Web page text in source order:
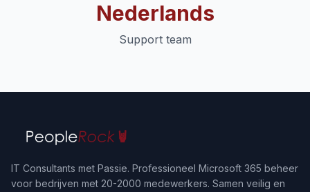
Nederlands
Support team
IT Consultants met Passie. Professioneel Microsoft 365 beheer
voor bedrijven met 20-2000 medewerkers. Samen veilig en